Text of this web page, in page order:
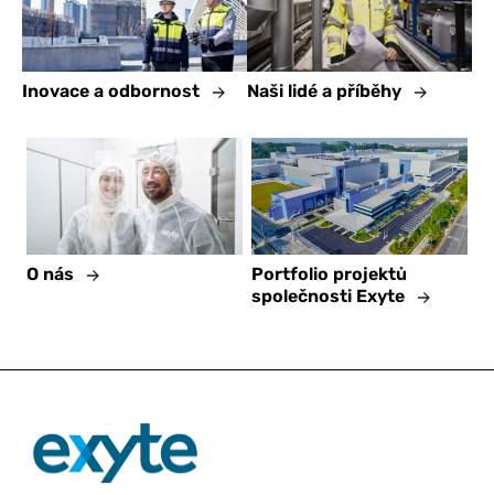
Inovace a odbornost Naši lidé a příběhy
O nás
Portfolio projektů
společnosti Exyte